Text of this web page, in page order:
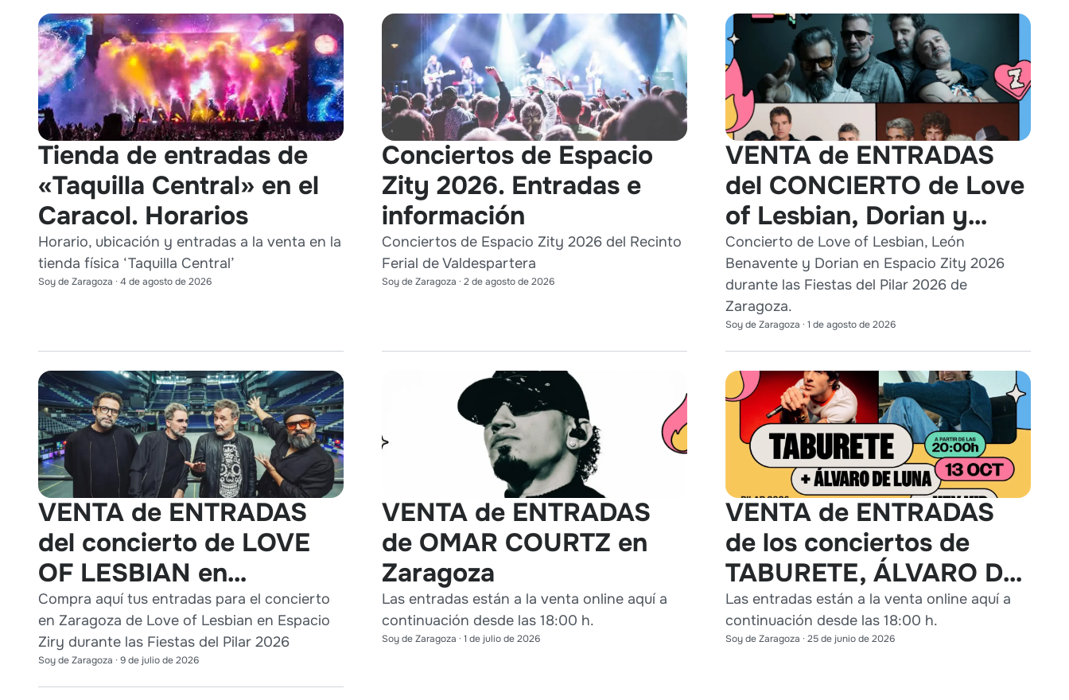
Tienda de entradas de
«Taquilla Central» en el
Caracol. Horarios
Horario, ubicación y entradas a la venta en la
tienda física ‘Taquilla Central’
Soy de Zaragoza · 4 de agosto de 2026
Conciertos de Espacio
Zity 2026. Entradas e
información
Conciertos de Espacio Zity 2026 del Recinto
Ferial de Valdespartera
Soy de Zaragoza · 2 de agosto de 2026
VENTA de ENTRADAS
del CONCIERTO de Love
of Lesbian, Dorian y
León Benavente en
Zaragoza 2026
Concierto de Love of Lesbian, León
Benavente y Dorian en Espacio Zity 2026
durante las Fiestas del Pilar 2026 de
Zaragoza.
Soy de Zaragoza · 1 de agosto de 2026
VENTA de ENTRADAS
del concierto de LOVE
OF LESBIAN en
Zaragoza durante Pilares
2026
Compra aquí tus entradas para el concierto
en Zaragoza de Love of Lesbian en Espacio
Ziry durante las Fiestas del Pilar 2026
Soy de Zaragoza · 9 de julio de 2026
VENTA de ENTRADAS
de OMAR COURTZ en
Zaragoza
Las entradas están a la venta online aquí a
continuación desde las 18:00 h.
Soy de Zaragoza · 1 de julio de 2026
VENTA de ENTRADAS
de los conciertos de
TABURETE, ÁLVARO DE
LUNA y HEY KID en
Zaragoza
Las entradas están a la venta online aquí a
continuación desde las 18:00 h.
Soy de Zaragoza · 25 de junio de 2026